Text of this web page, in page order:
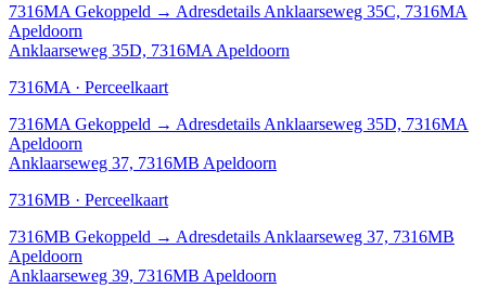
7316MA Gekoppeld → Adresdetails Anklaarseweg 35C, 7316MA
Apeldoorn
Anklaarseweg 35D, 7316MA Apeldoorn
7316MA · Perceelkaart
7316MA Gekoppeld → Adresdetails Anklaarseweg 35D, 7316MA
Apeldoorn
Anklaarseweg 37, 7316MB Apeldoorn
7316MB · Perceelkaart
7316MB Gekoppeld → Adresdetails Anklaarseweg 37, 7316MB
Apeldoorn
Anklaarseweg 39, 7316MB Apeldoorn